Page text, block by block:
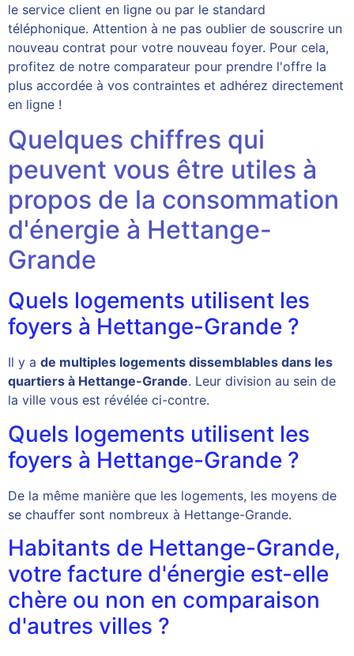
le service client en ligne ou par le standard
téléphonique. Attention à ne pas oublier de souscrire un
nouveau contrat pour votre nouveau foyer. Pour cela,
profitez de notre comparateur pour prendre l'offre la
plus accordée à vos contraintes et adhérez directement
en ligne !
Quelques chiffres qui
peuvent vous être utiles à
propos de la consommation
d'énergie à Hettange-
Grande
Quels logements utilisent les
foyers à Hettange-Grande ?
Il y a de multiples logements dissemblables dans les
quartiers à Hettange-Grande. Leur division au sein de
la ville vous est révélée ci-contre.
Quels logements utilisent les
foyers à Hettange-Grande ?
De la même manière que les logements, les moyens de
se chauffer sont nombreux à Hettange-Grande.
Habitants de Hettange-Grande,
votre facture d'énergie est-elle
chère ou non en comparaison
d'autres villes ?